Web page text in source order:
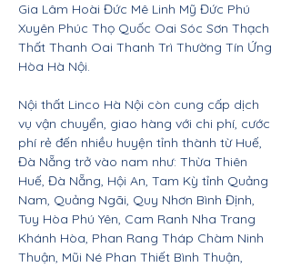
Gia Lâm Hoài Đức Mê Linh Mỹ Đức Phú
Xuyên Phúc Thọ Quốc Oai Sóc Sơn Thạch
Thất Thanh Oai Thanh Trì Thường Tín Ứng
Hòa Hà Nội.
Nội thất Linco Hà Nội còn cung cấp dịch
vụ vận chuyển, giao hàng với chi phí, cước
phí rẻ đến nhiều huyện tỉnh thành từ Huế,
Đà Nẵng trở vào nam như: Thừa Thiên
Huế, Đà Nẵng, Hội An, Tam Kỳ tỉnh Quảng
Nam, Quảng Ngãi, Quy Nhơn Bình Định,
Tuy Hòa Phú Yên, Cam Ranh Nha Trang
Khánh Hòa, Phan Rang Tháp Chàm Ninh
Thuận, Mũi Né Phan Thiết Bình Thuận,